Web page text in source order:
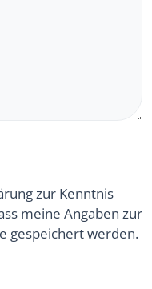
zur Kenntnis
meine Angaben zur
gespeichert werden.